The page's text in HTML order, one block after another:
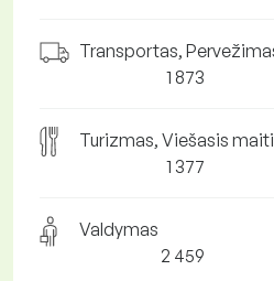
Transportas,
1 873
Turizmas, Viešasis
1 377
Valdymas
2 459